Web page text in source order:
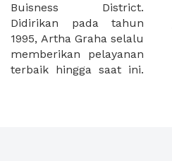
Buisness District.
Didirikan pada tahun
1995, Artha Graha selalu
memberikan pelayanan
terbaik hingga saat ini.
Artha Graha gedung
yang strategis untuk